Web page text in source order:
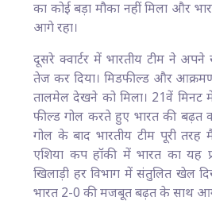
का कोई बड़ा मौका नहीं मिला और
आगे रहा।
दूसरे क्वार्टर में भारतीय टीम ने
तेज कर दिया। मिडफील्ड और
तालमेल देखने को मिला। 21वें मिनट में
फील्ड गोल करते हुए भारत की बढ़त
गोल के बाद भारतीय टीम पूरी तरह
एशिया कप हॉकी में भारत का यह
खिलाड़ी हर विभाग में संतुलित खेल
भारत 2-0 की मजबूत बढ़त के साथ